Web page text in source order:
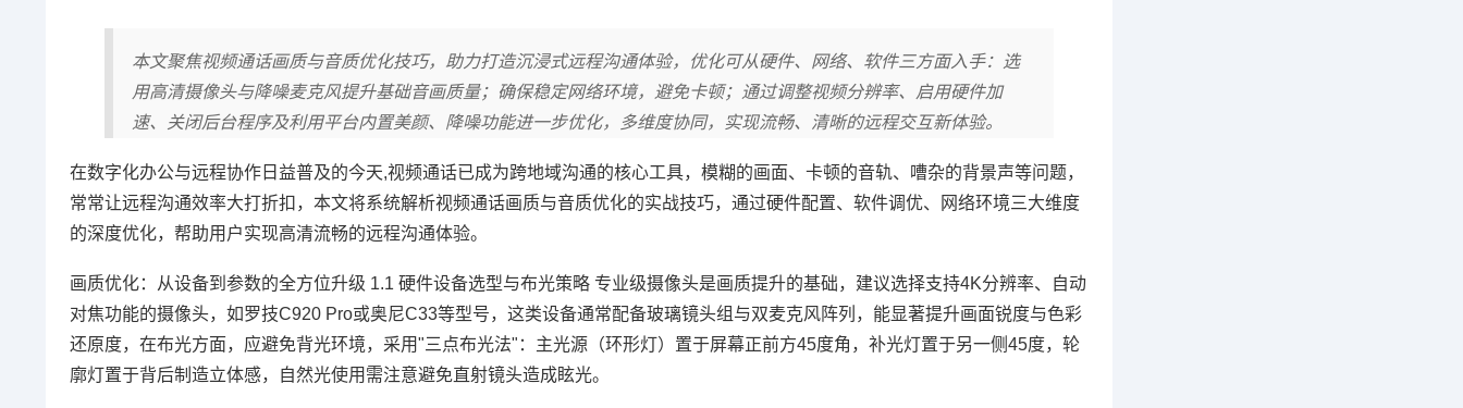
本文聚焦视频通话画质与音质优化技巧，助力打造沉浸式远程沟通体验，优化可从硬件、网络、软件三方面入手：选
用高清摄像头与降噪麦克风提升基础音画质量；确保稳定网络环境，避免卡顿；通过调整视频分辨率、启用硬件加
速、关闭后台程序及利用平台内置美颜、降噪功能进一步优化，多维度协同，实现流畅、清晰的远程交互新体验。
在数字化办公与远程协作日益普及的今天,视频通话已成为跨地域沟通的核心工具，模糊的画面、卡顿的音轨、嘈杂的背景声等问题，
常常让远程沟通效率大打折扣，本文将系统解析视频通话画质与音质优化的实战技巧，通过硬件配置、软件调优、网络环境三大维度
的深度优化，帮助用户实现高清流畅的远程沟通体验。
画质优化：从设备到参数的全方位升级 1.1 硬件设备选型与布光策略 专业级摄像头是画质提升的基础，建议选择支持4K分辨率、自动
对焦功能的摄像头，如罗技C920 Pro或奥尼C33等型号，这类设备通常配备玻璃镜头组与双麦克风阵列，能显著提升画面锐度与色彩
还原度，在布光方面，应避免背光环境，采用"三点布光法"：主光源（环形灯）置于屏幕正前方45度角，补光灯置于另一侧45度，轮
廓灯置于背后制造立体感，自然光使用需注意避免直射镜头造成眩光。